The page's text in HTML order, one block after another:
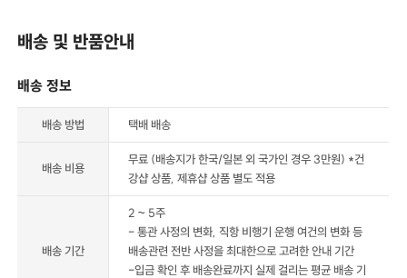
배송 및 반품안내
배송 정보
배송 방법 택배 배송
배송 비용
무료 (배송지가 한국/일본 외 국가인 경우 3만원) *건
강샵 상품, 제휴샵 상품 별도 적용
배송 기간
2 ~ 5주
- 통관 사정의 변화, 직항 비행기 운행 여건의 변화 등
배송관련 전반 사정을 최대한으로 고려한 안내 기간
-입금 확인 후 배송완료까지 실제 걸리는 평균 배송 기